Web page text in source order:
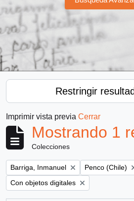
Restringir
Imprimir vista previa Cerrar
Mostrando 1
Colecciones
Remove filter:
Barriga, Inmanuel Remove filter:
Penco (Chile)
Remove filter:
Con objetos digitales